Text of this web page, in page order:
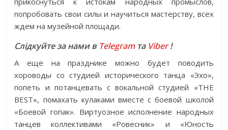
попробовать свои силы и научиться мастерству, всех
ждем на музейной площади.
Слідкуйте за нами в Telegramта Viber!
А еще на празднике можно будет поводить
хороводы со студией исторического танца «Эхо»,
попеть и потанцевать с вокальной студией «THE
BEST», помахать кулаками вместе с боевой школой
«Боевой гопак». Виртуозное исполнение народных
танцев коллективами «Ровесник» и «Юность